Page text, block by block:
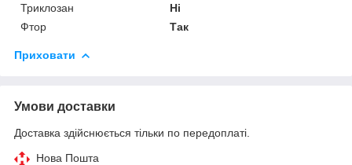
Триклозан
Ні
Фтор
Так
Приховати
Умови доставки
Доставка здійснюється тільки по передоплаті.
Нова Пошта